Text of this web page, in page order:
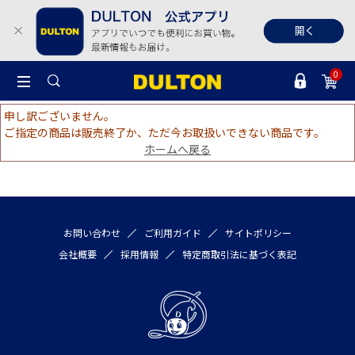
0
申し訳ございません。
ご指定の商品は販売終了か、ただ今お取扱いできない商品です。
ホームへ戻る
お問い合わせ ご利用ガイド
サイトポリシー
会社概要
採用情報 特定商取引法に基づく表記